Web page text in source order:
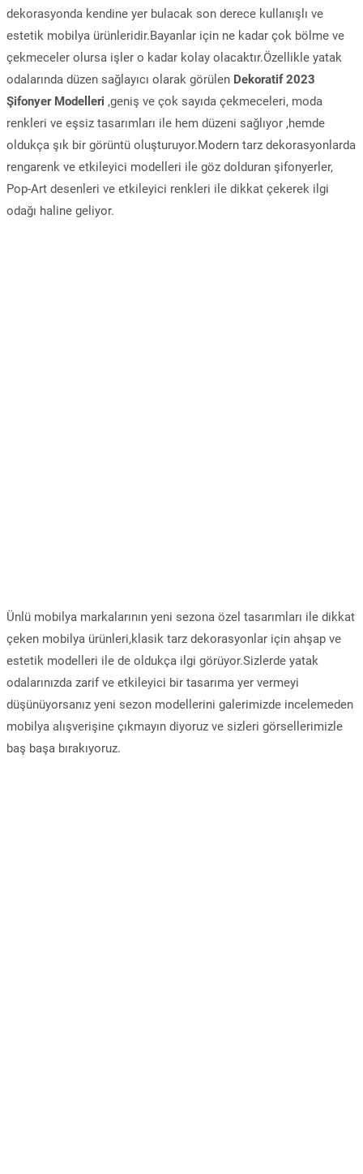
dekorasyonda kendine yer bulacak son derece kullanışlı ve
estetik mobilya ürünleridir.Bayanlar için ne kadar çok bölme ve
çekmeceler olursa işler o kadar kolay olacaktır.Özellikle yatak
odalarında düzen sağlayıcı olarak görülen Dekoratif 2023
Şifonyer Modelleri ,geniş ve çok sayıda çekmeceleri, moda
renkleri ve eşsiz tasarımları ile hem düzeni sağlıyor ,hemde
oldukça şık bir görüntü oluşturuyor.Modern tarz dekorasyonlarda
rengarenk ve etkileyici modelleri ile göz dolduran şifonyerler,
Pop-Art desenleri ve etkileyici renkleri ile dikkat çekerek ilgi
odağı haline geliyor.
Ünlü mobilya markalarının yeni sezona özel tasarımları ile dikkat
çeken mobilya ürünleri,klasik tarz dekorasyonlar için ahşap ve
estetik modelleri ile de oldukça ilgi görüyor.Sizlerde yatak
odalarınızda zarif ve etkileyici bir tasarıma yer vermeyi
düşünüyorsanız yeni sezon modellerini galerimizde incelemeden
mobilya alışverişine çıkmayın diyoruz ve sizleri görsellerimizle
baş başa bırakıyoruz.